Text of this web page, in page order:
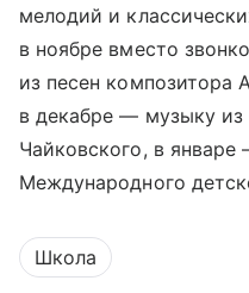
мелодий и
в ноябре вместо
из песен композитора
в декабре — музыку из
Чайковского, в
Международного
Школа